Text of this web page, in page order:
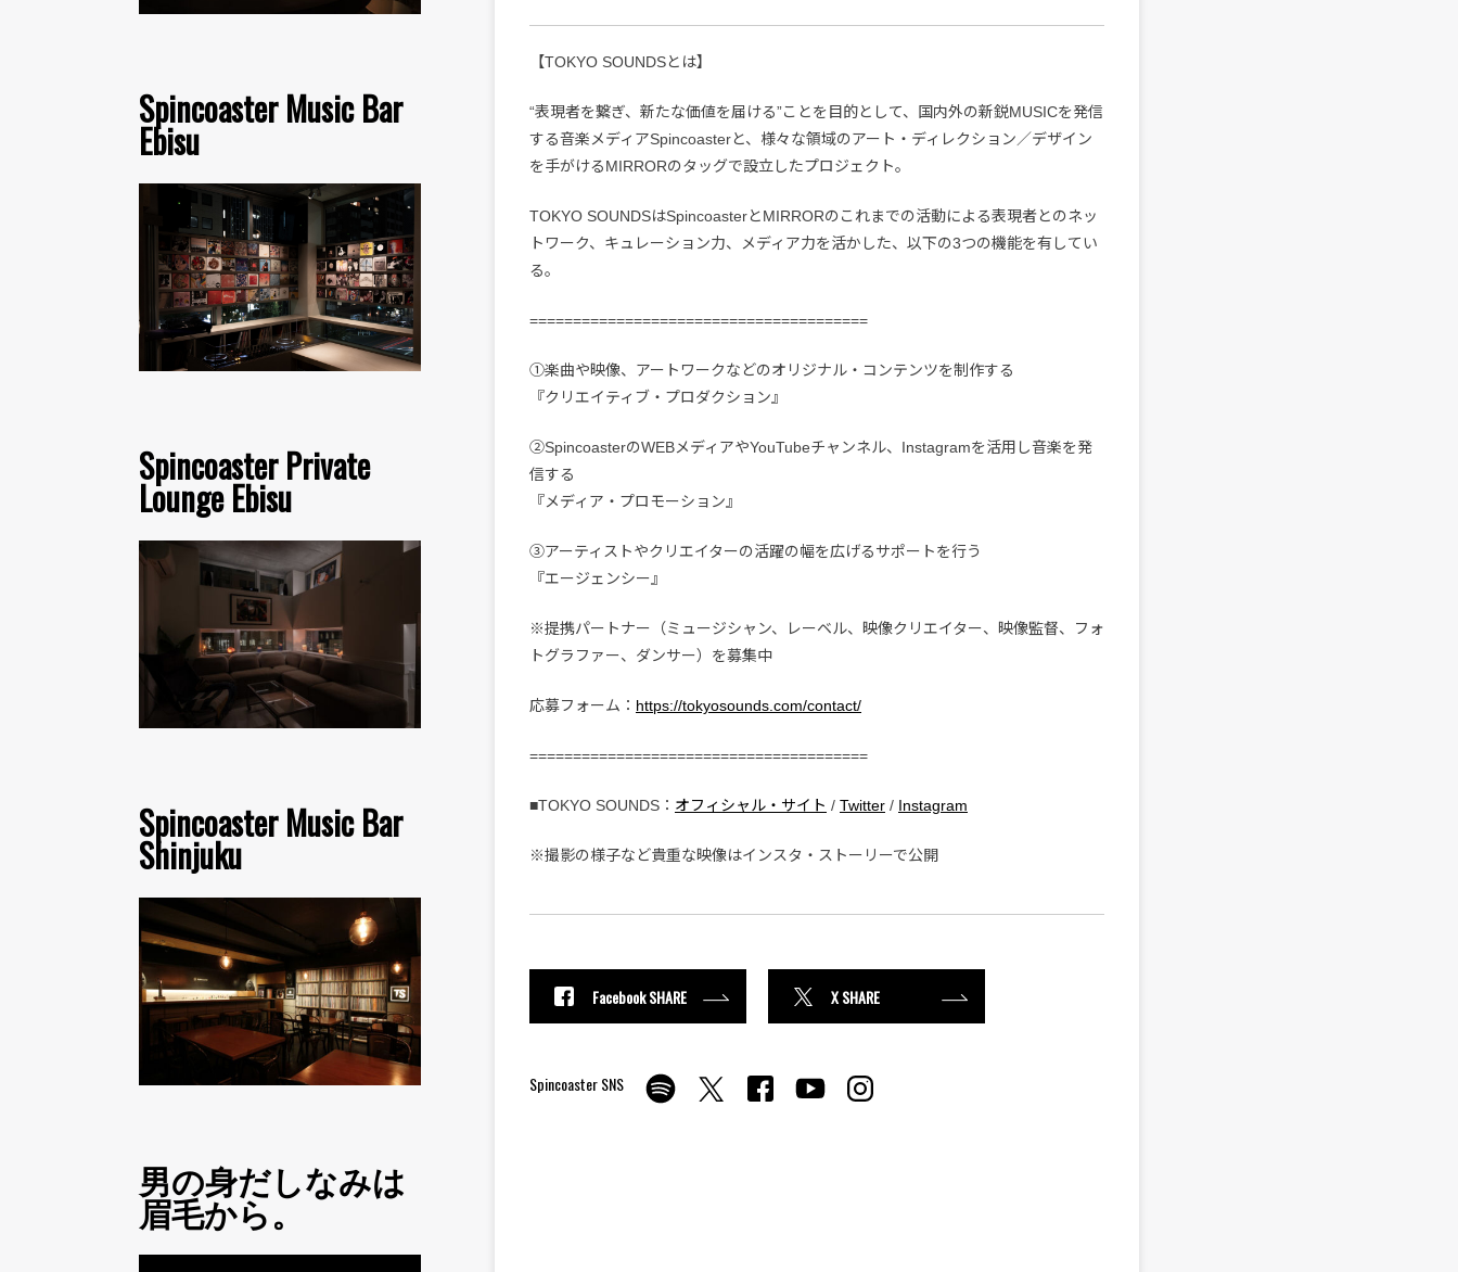
Spincoaster Music Bar
Ebisu
Spincoaster Private
Lounge Ebisu
Spincoaster Music Bar
Shinjuku
男の身だしなみは
眉毛から。
【TOKYO SOUNDSとは】
“表現者を繋ぎ、新たな価値を届ける”ことを目的として、国内外の新鋭MUSICを発信
する音楽メディアSpincoasterと、様々な領域のアート・ディレクション／デザイン
を手がけるMIRRORのタッグで設立したプロジェクト。
TOKYO SOUNDSはSpincoasterとMIRRORのこれまでの活動による表現者とのネッ
トワーク、キュレーション力、メディア力を活かした、以下の3つの機能を有してい
る。
=======================================
①楽曲や映像、アートワークなどのオリジナル・コンテンツを制作する
『クリエイティブ・プロダクション』
②SpincoasterのWEBメディアやYouTubeチャンネル、Instagramを活用し音楽を発
信する
『メディア・プロモーション』
③アーティストやクリエイターの活躍の幅を広げるサポートを行う
『エージェンシー』
※提携パートナー（ミュージシャン、レーベル、映像クリエイター、映像監督、フォ
トグラファー、ダンサー）を募集中
応募フォーム： https://tokyosounds.com/contact/
=======================================
■TOKYO SOUNDS： オフィシャル・サイト / Twitter / Instagram
※撮影の様子など貴重な映像はインスタ・ストーリーで公開
Facebook SHARE X SHARE
Spincoaster SNS